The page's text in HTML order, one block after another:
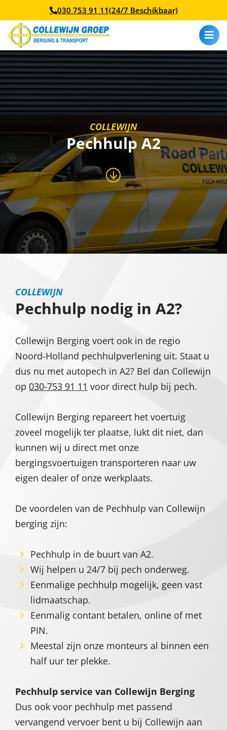
030 753 91 11(24/7 Beschikbaar)
COLLEWIJN
Pechhulp A2
COLLEWIJN
Pechhulp nodig in A2?
Collewijn Berging voert ook in de regio
Noord-Holland pechhulpverlening uit. Staat u
dus nu met autopech in A2? Bel dan Collewijn
op 030-753 91 11 voor direct hulp bij pech.
Collewijn Berging repareert het voertuig
zoveel mogelijk ter plaatse, lukt dit niet, dan
kunnen wij u direct met onze
bergingsvoertuigen transporteren naar uw
eigen dealer of onze werkplaats.
De voordelen van de Pechhulp van Collewijn
berging zijn:
Pechhulp in de buurt van A2.
Wij helpen u 24/7 bij pech onderweg.
Eenmalige pechhulp mogelijk, geen vast
lidmaatschap.
Eenmalig contant betalen, online of met
PIN.
Meestal zijn onze monteurs al binnen een
half uur ter plekke.
Pechhulp service van Collewijn Berging
Dus ook voor pechhulp met passend
vervangend vervoer bent u bij Collewijn aan